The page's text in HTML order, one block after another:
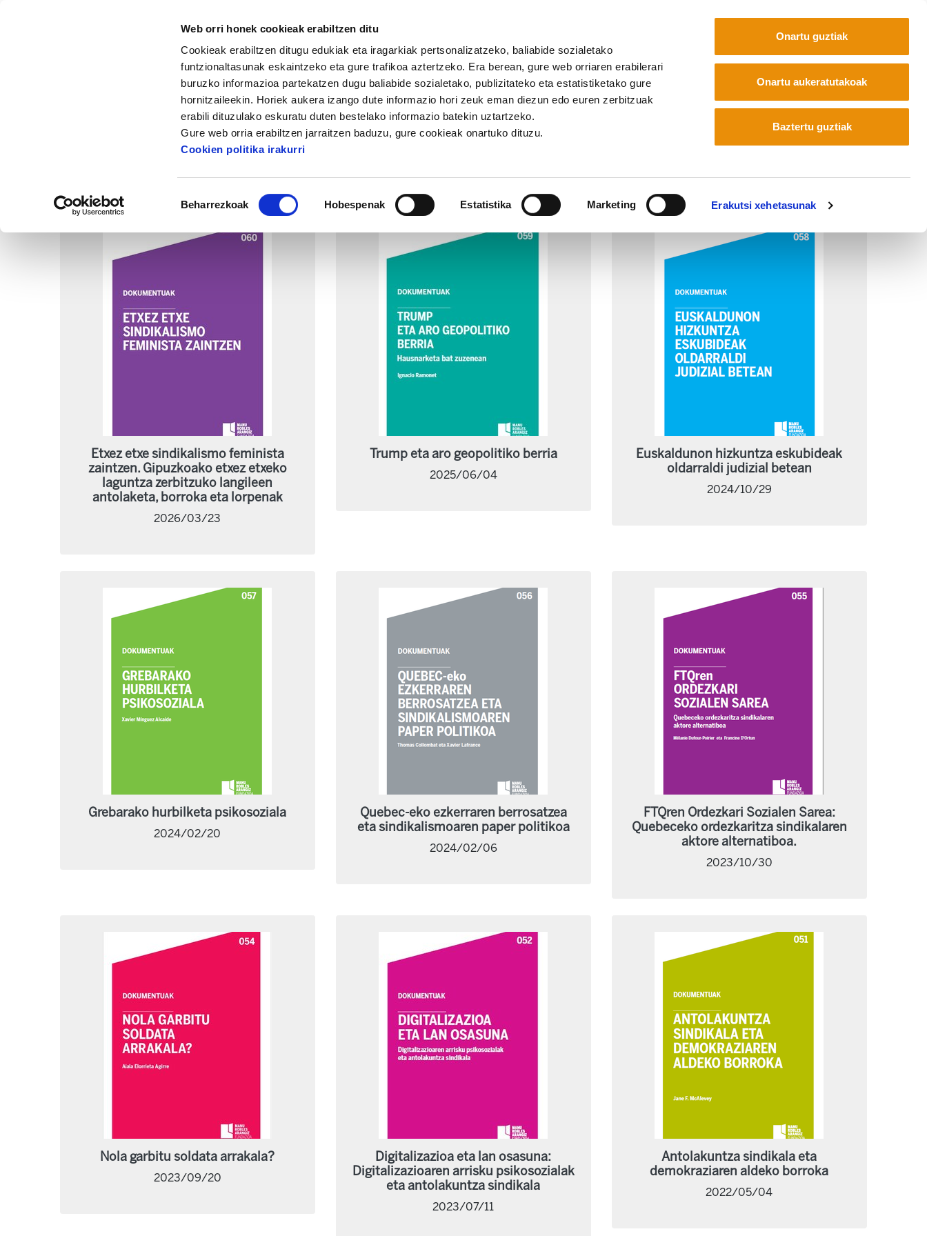
Web orri honek cookieak erabiltzen ditu
Cookieak erabiltzen ditugu edukiak eta iragarkiak pertsonalizatzeko, baliabide sozialetako
funtzionaltasunak eskaintzeko eta gure trafikoa aztertzeko. Era berean, gure web orriaren erabilerari
buruzko informazioa partekatzen dugu baliabide sozialetako, publizitateko eta estatistiketako gure
hornitzaileekin. Horiek aukera izango dute informazio hori zeuk eman diezun edo euren zerbitzuak
erabili dituzulako eskuratu duten bestelako informazio batekin uztartzeko.
Gure web orria erabiltzen jarraitzen baduzu, gure cookieak onartuko dituzu.
Cookien politika irakurri
hautatzea
Beharrezkoak Hobespenak Estatistika Marketing Erakutsi xehetasunak
Onartu guztiak
Onartu aukeratutakoak
Baztertu guztiak
Dokumentazio zentrua Dokumentuak
Etxez etxe sindikalismo feminista
zaintzen. Gipuzkoako etxez etxeko
laguntza zerbitzuko langileen
antolaketa, borroka eta lorpenak
2026/03/23
Trump eta aro geopolitiko berria
2025/06/04
Euskaldunon hizkuntza eskubideak
oldarraldi judizial betean
2024/10/29
Grebarako hurbilketa psikosoziala
2024/02/20
Quebec-eko ezkerraren berrosatzea
eta sindikalismoaren paper politikoa
2024/02/06
FTQren Ordezkari Sozialen Sarea:
Quebeceko ordezkaritza sindikalaren
aktore alternatiboa.
2023/10/30
Nola garbitu soldata arrakala?
2023/09/20
Digitalizazioa eta lan osasuna:
Digitalizazioaren arrisku psikosozialak
eta antolakuntza sindikala
2023/07/11
Antolakuntza sindikala eta
demokraziaren aldeko borroka
2022/05/04